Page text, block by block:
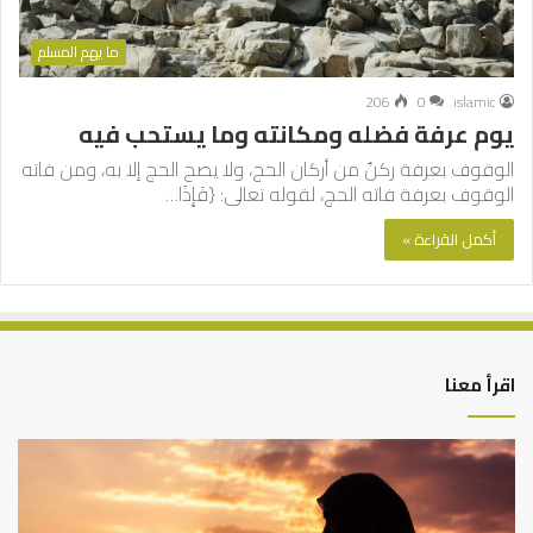
ما يهم المسلم
islamic
0
206
يوم عرفة فضله ومكانته وما يستحب فيه
الوقوف بعرفة ركنٌ من أركان الحج، ولا يصح الحج إلا به، ومن فاته
الوقوف بعرفة فاته الحج، لقوله تعالى: {فَإِذَا…
أكمل القراءة »
اقرأ معنا
أهم
عدم
استجابة